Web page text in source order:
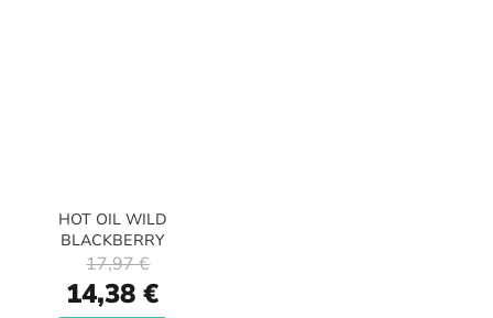
HOT OIL WILD
BLACKBERRY
Special
Price
14,38 €
17,97 €